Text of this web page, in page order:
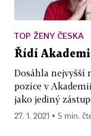
TOP ŽENY ČESKA
Řídí
Dosáhla nejvyšší
pozice v
jako jediný
27. 1. 2021 ▪ 5 min.